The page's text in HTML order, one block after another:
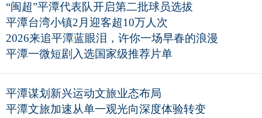
“闽超”平潭代表队开启第二批球员选拔
平潭台湾小镇2月迎客超10万人次
2026来追平潭蓝眼泪，许你一场早春的浪漫
平潭一微短剧入选国家级推荐片单
平潭谋划新兴运动文旅业态布局
平潭文旅加速从单一观光向深度体验转变